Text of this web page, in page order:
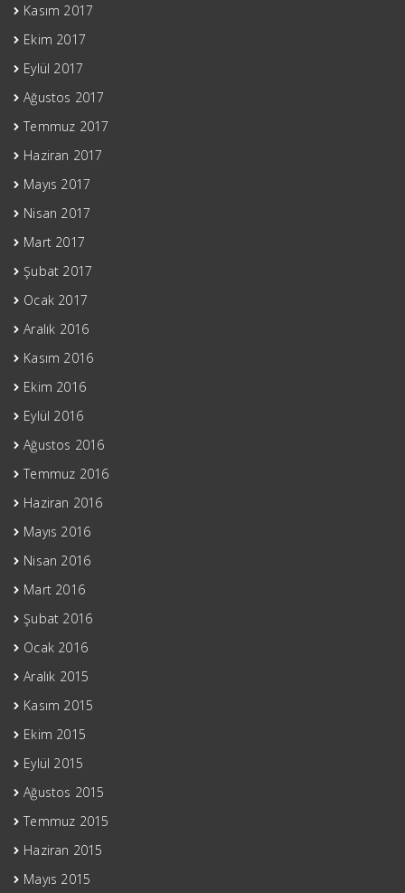
Kasım 2017
Ekim 2017
Eylül 2017
Ağustos 2017
Temmuz 2017
Haziran 2017
Mayıs 2017
Nisan 2017
Mart 2017
Şubat 2017
Ocak 2017
Aralık 2016
Kasım 2016
Ekim 2016
Eylül 2016
Ağustos 2016
Temmuz 2016
Haziran 2016
Mayıs 2016
Nisan 2016
Mart 2016
Şubat 2016
Ocak 2016
Aralık 2015
Kasım 2015
Ekim 2015
Eylül 2015
Ağustos 2015
Temmuz 2015
Haziran 2015
Mayıs 2015